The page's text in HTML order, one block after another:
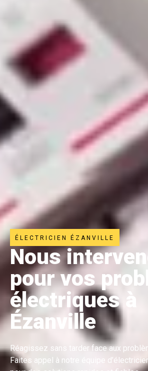
ÉLECTRICIEN ÉZANVILLE
Nous
pour vos
électriques à
Ézanville
Réagissez sans tarder face aux
Faites appel à notre équipe